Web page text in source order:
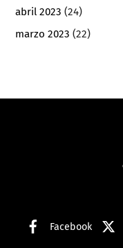
abril 2023 (24)
marzo 2023 (22)
Facebook